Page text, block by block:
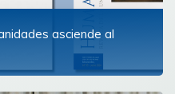
asciende al